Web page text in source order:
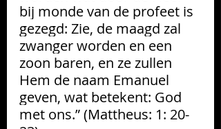
bij monde van de profeet is
gezegd: Zie, de maagd zal
zwanger worden en een
zoon baren, en ze zullen
Hem de naam Emanuel
geven, wat betekent: God
met ons.” (Mattheus: 1: 20-